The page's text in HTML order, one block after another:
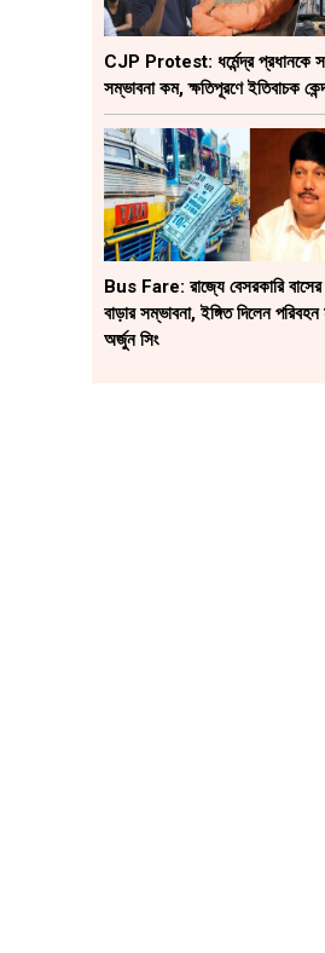
CJP Protest: ধর্মেন্দ্র প্রধানকে
সম্ভাবনা কম, ক্ষতিপূরণে ইতিবাচক
Bus Fare: রাজ্যে বেসরকারি বাসের
বাড়ার সম্ভাবনা, ইঙ্গিত দিলেন পরিবহন
অর্জুন সিং